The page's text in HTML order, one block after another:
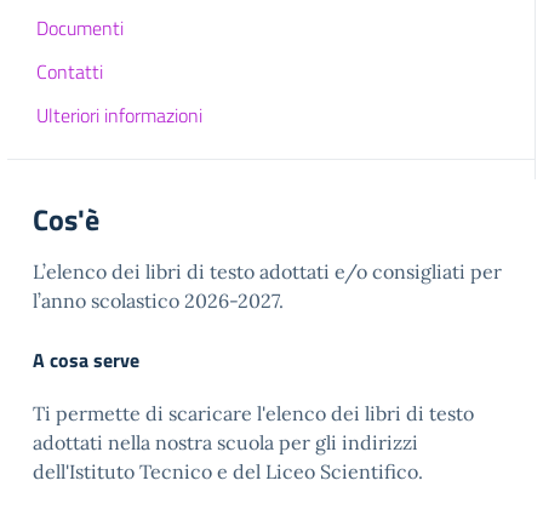
Documenti
Contatti
Ulteriori informazioni
Cos'è
L’elenco dei libri di testo adottati e/o consigliati per
l’anno scolastico 2026-2027.
A cosa serve
Ti permette di scaricare l'elenco dei libri di testo
adottati nella nostra scuola per gli indirizzi
dell'Istituto Tecnico e del Liceo Scientifico.